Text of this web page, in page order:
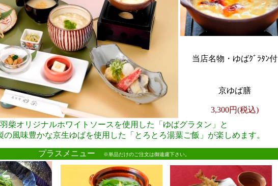
当店名物・ゆばｸﾞﾗﾀﾝ付
京ゆば膳
3,300円(税込)
羽柴オリジナルホワイトソースを使用した「ゆばグラタン」と
の風味豊かな京生ゆばを使用した「とろとろ湯葉ご飯」が楽しめます。
プラスメニュー ※単品だけのご注文は御遠慮下さい。